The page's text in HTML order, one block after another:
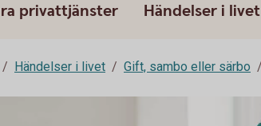
privattjänster Händelser i livet
Händelser i livet Gift, sambo eller särbo